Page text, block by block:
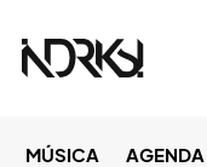
MÚSICA AGENDA